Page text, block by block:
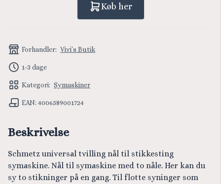
Køb her
Forhandler: Vivi´s Butik
1-3 dage
Kategori: Symaskiner
EAN: 4006589001724
Beskrivelse
Schmetz universal tvilling nål til stikkesting
symaskine. Nål til symaskine med to nåle. Her kan du
sy to stikninger på en gang. Til flotte syninger som